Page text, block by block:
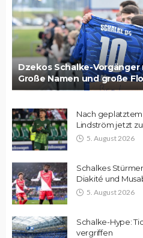
Dzekos Schalke-Vorgänger
Große Namen und große
Nach
Lindström jetzt
5. August 2026
Schalkes
Diakité und
5. August 2026
Schalke-Hype:
vergriffen